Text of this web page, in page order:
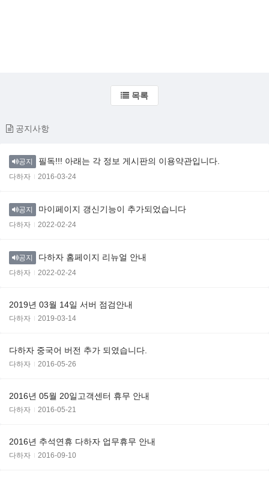
목록
공지사항
공지 필독!!! 아래는 각 정보 게시판의 이용약관입니다.
다하자 2016-03-24
공지 마이페이지 갱신기능이 추가되었습니다
다하자 2022-02-24
공지 다하자 홈페이지 리뉴얼 안내
다하자 2022-02-24
2019년 03월 14일 서버 점검안내
다하자 2019-03-14
다하자 중국어 버전 추가 되였습니다.
다하자 2016-05-26
2016년 05월 20일고객센터 휴무 안내
다하자 2016-05-21
2016년 추석연휴 다하자 업무휴무 안내
다하자 2016-09-10